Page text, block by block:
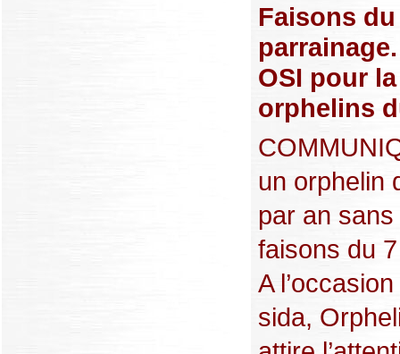
Faisons
OSI pour
orphelins
un orphelin
par an
faisons du
A
sida,